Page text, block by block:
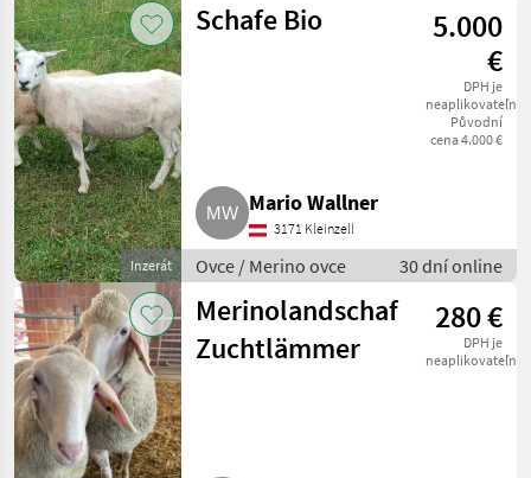
Inzerát
Schafe Bio
5.000
€
DPH je
neaplikovateľné
Původní
cena 4.000 €
Mario Wallner
3171 Kleinzell
Ovce / Merino ovce 30 dní online
Merinolandschaf
Zuchtlämmer
280 €
DPH je
neaplikovateľné